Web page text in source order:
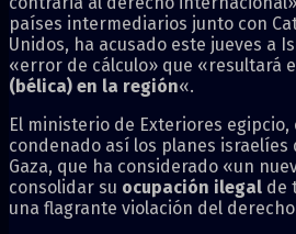
países intermediarios junto con
Unidos, ha acusado este jueves a
«error de cálculo» que «resultará
(bélica) en la región«.
El ministerio de Exteriores
condenado así los planes israelíes
Gaza, que ha considerado «un
consolidar su ocupación ilegal de
una flagrante violación del